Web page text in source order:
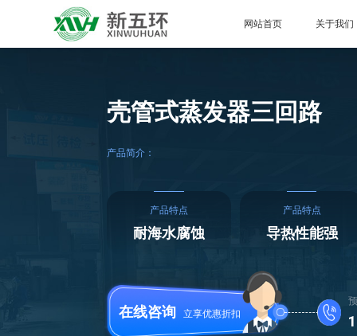
网站首页 关于我们
壳管式蒸发器三回路
产品简介：
产品特点
耐海水腐蚀
产品特点
导热性能强
在线咨询 立享优惠折扣